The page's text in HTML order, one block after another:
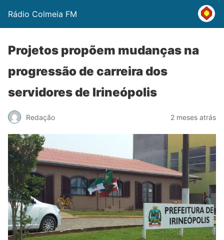
Rádio Colmeia FM
Projetos propõem mudanças na
progressão de carreira dos
servidores de Irineópolis
Redação 2 meses atrás